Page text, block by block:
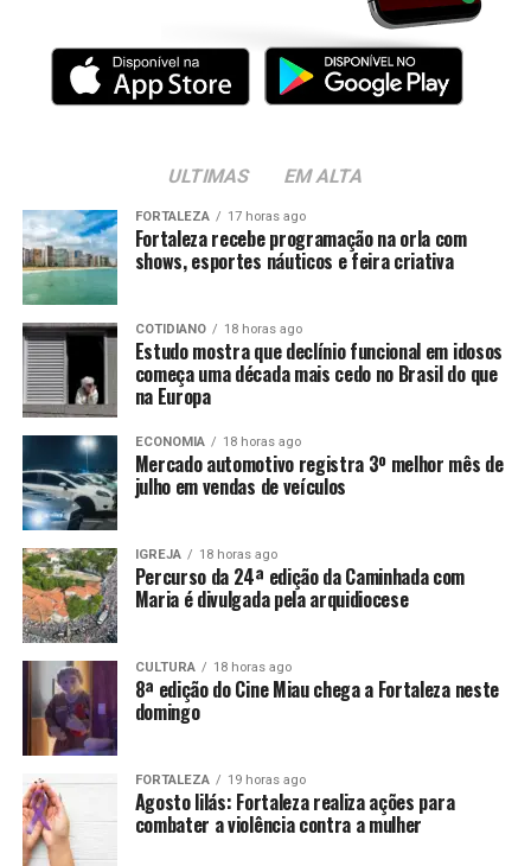
ULTIMAS EM ALTA
FORTALEZA 17 horas ago
Fortaleza recebe programação na orla com
shows, esportes náuticos e feira criativa
COTIDIANO 18 horas ago
Estudo mostra que declínio funcional em idosos
começa uma década mais cedo no Brasil do que
na Europa
ECONOMIA 18 horas ago
Mercado automotivo registra 3º melhor mês de
julho em vendas de veículos
IGREJA 18 horas ago
Percurso da 24ª edição da Caminhada com
Maria é divulgada pela arquidiocese
CULTURA 18 horas ago
8ª edição do Cine Miau chega a Fortaleza neste
domingo
FORTALEZA 19 horas ago
Agosto lilás: Fortaleza realiza ações para
combater a violência contra a mulher